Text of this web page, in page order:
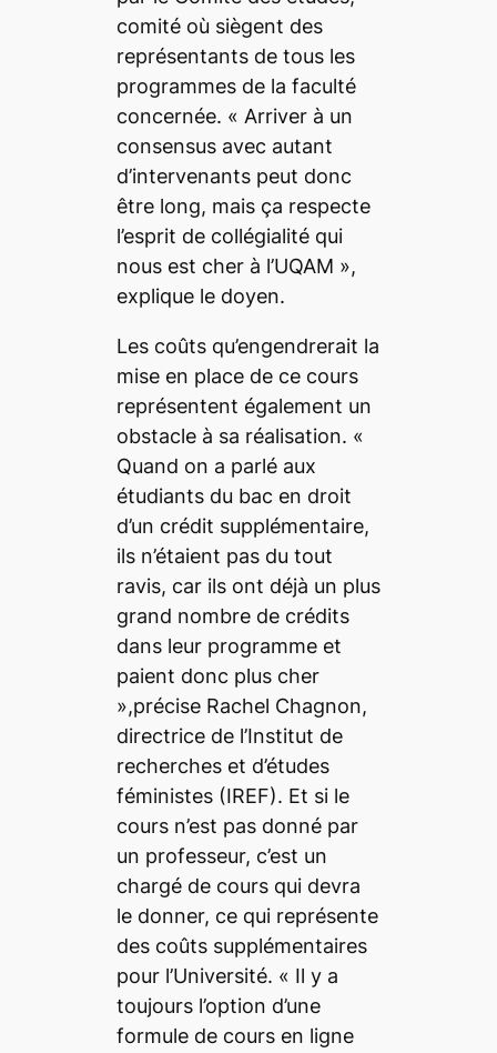
comité où siègent des
représentants de tous les
programmes de la faculté
concernée. « Arriver à un
consensus avec autant
d’intervenants peut donc
être long, mais ça respecte
l’esprit de collégialité qui
nous est cher à l’UQAM »,
explique le doyen.
Les coûts qu’engendrerait la
mise en place de ce cours
représentent également un
obstacle à sa réalisation. «
Quand on a parlé aux
étudiants du bac en droit
d’un crédit supplémentaire,
ils n’étaient pas du tout
ravis, car ils ont déjà un plus
grand nombre de crédits
dans leur programme et
paient donc plus cher
»,précise Rachel Chagnon,
directrice de l’Institut de
recherches et d’études
féministes (IREF). Et si le
cours n’est pas donné par
un professeur, c’est un
chargé de cours qui devra
le donner, ce qui représente
des coûts supplémentaires
pour l’Université. « Il y a
toujours l’option d’une
formule de cours en ligne